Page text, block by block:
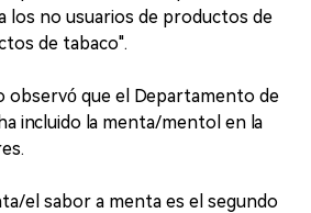
los no usuarios de productos de
de tabaco".
observó que el Departamento de
incluido la menta/mentol en la
el sabor a menta es el segundo